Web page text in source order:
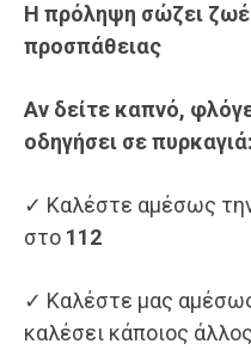
Η πρόληψη σώζει
προσπάθειας
Αν δείτε καπνό,
οδηγήσει σε πυρκαγιά:
✓ Καλέστε αμέσως
στο 112
✓ Καλέστε μας
καλέσει κάποιος